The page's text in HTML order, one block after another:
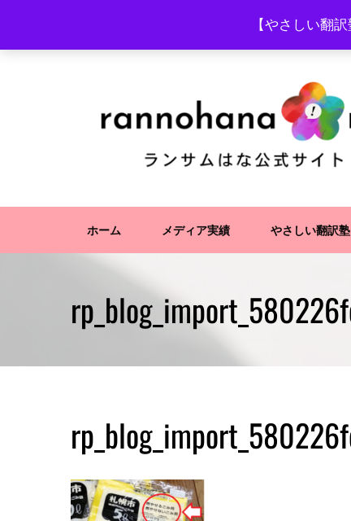
【やさしい翻
content
ホーム メディア実績 やさしい翻訳塾